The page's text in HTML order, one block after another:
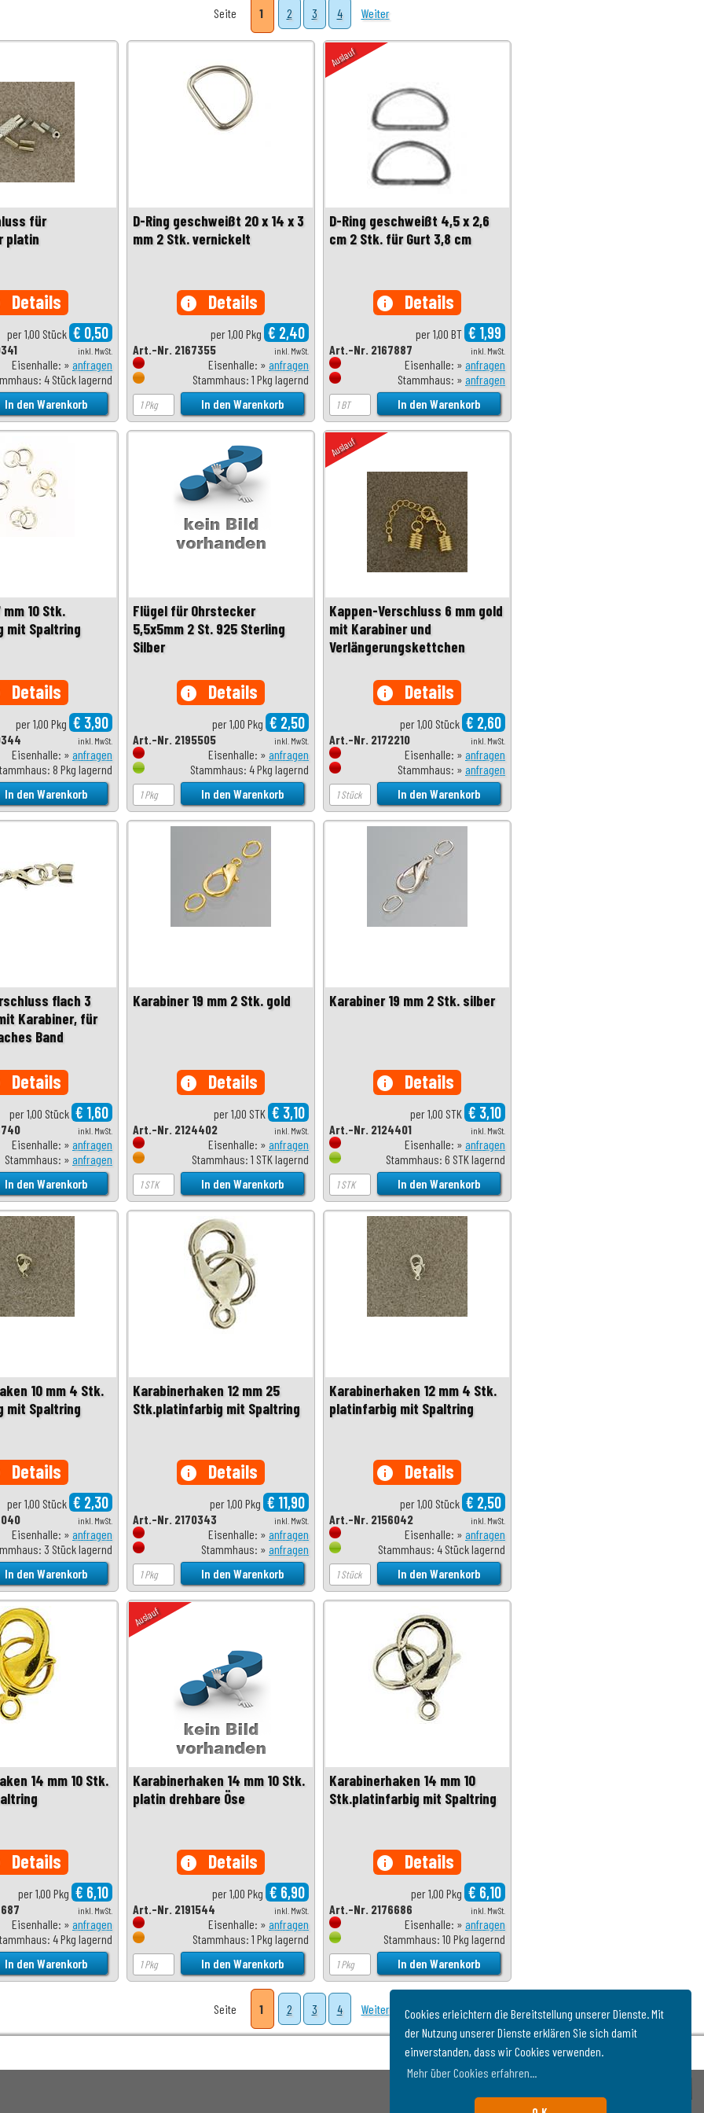
Cookies erleichtern die Bereitstellung unserer Dienste. Mit
der Nutzung unserer Dienste erklären Sie sich damit
einverstanden, dass wir Cookies verwenden.
Mehr über Cookies erfahren...
Seite 1 2 3 4 Weiter
für
platin
Details
per 1,00 Stück € 0,50
inkl. MwSt.
Eisenhalle: » anfragen
4 Stück lagernd
D-Ring geschweißt 20 x 14 x 3
mm 2 Stk. vernickelt
info Details
per 1,00 Pkg € 2,40
inkl. MwSt.
Art.-Nr. 2167355
Eisenhalle: » anfragen
Stammhaus: 1 Pkg lagernd
Auslauf
D-Ring geschweißt 4,5 x 2,6
cm 2 Stk. für Gurt 3,8 cm
info Details
per 1,00 BT € 1,99
inkl. MwSt.
Art.-Nr. 2167887
Eisenhalle: » anfragen
Stammhaus: » anfragen
10 Stk.
mit Spaltring
Details
per 1,00 Pkg € 3,90
inkl. MwSt.
Eisenhalle: » anfragen
8 Pkg lagernd
Flügel für Ohrstecker
5,5x5mm 2 St. 925 Sterling
Silber
info Details
per 1,00 Pkg € 2,50
inkl. MwSt.
Art.-Nr. 2195505
Eisenhalle: » anfragen
Stammhaus: 4 Pkg lagernd
Auslauf
Kappen-Verschluss 6 mm gold
mit Karabiner und
Verlängerungskettchen
info Details
per 1,00 Stück € 2,60
inkl. MwSt.
Art.-Nr. 2172210
Eisenhalle: » anfragen
Stammhaus: » anfragen
flach 3
Karabiner, für
Band
Details
per 1,00 Stück € 1,60
inkl. MwSt.
Eisenhalle: » anfragen
Stammhaus: » anfragen
Karabiner 19 mm 2 Stk. gold
info Details
per 1,00 STK € 3,10
inkl. MwSt.
Art.-Nr. 2124402
Eisenhalle: » anfragen
Stammhaus: 1 STK lagernd
Karabiner 19 mm 2 Stk. silber
info Details
per 1,00 STK € 3,10
inkl. MwSt.
Art.-Nr. 2124401
Eisenhalle: » anfragen
Stammhaus: 6 STK lagernd
10 mm 4 Stk.
mit Spaltring
Details
per 1,00 Stück € 2,30
inkl. MwSt.
Eisenhalle: » anfragen
3 Stück lagernd
Karabinerhaken 12 mm 25
Stk.platinfarbig mit Spaltring
info Details
per 1,00 Pkg € 11,90
inkl. MwSt.
Art.-Nr. 2170343
Eisenhalle: » anfragen
Stammhaus: » anfragen
Karabinerhaken 12 mm 4 Stk.
platinfarbig mit Spaltring
info Details
per 1,00 Stück € 2,50
inkl. MwSt.
Art.-Nr. 2156042
Eisenhalle: » anfragen
Stammhaus: 4 Stück lagernd
14 mm 10 Stk.
Details
per 1,00 Pkg € 6,10
inkl. MwSt.
Eisenhalle: » anfragen
4 Pkg lagernd
Auslauf
Karabinerhaken 14 mm 10 Stk.
platin drehbare Öse
info Details
per 1,00 Pkg € 6,90
inkl. MwSt.
Art.-Nr. 2191544
Eisenhalle: » anfragen
Stammhaus: 1 Pkg lagernd
Karabinerhaken 14 mm 10
Stk.platinfarbig mit Spaltring
info Details
per 1,00 Pkg € 6,10
inkl. MwSt.
Art.-Nr. 2176686
Eisenhalle: » anfragen
Stammhaus: 10 Pkg lagernd
Seite 1 2 3 4 Weiter